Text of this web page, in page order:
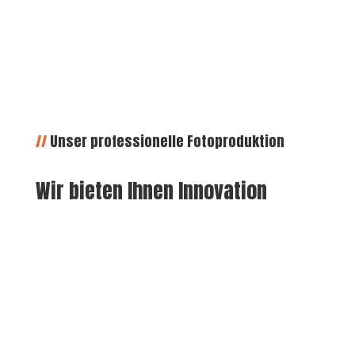
//Unser professionelle Fotoproduktion
Wir bieten Ihnen Innovation